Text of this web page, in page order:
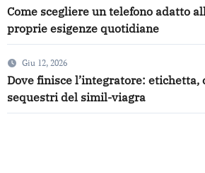
Come scegliere un telefono adatto
proprie esigenze quotidiane
Giu 12, 2026
Dove finisce l’integratore: etichetta,
sequestri del simil-viagra